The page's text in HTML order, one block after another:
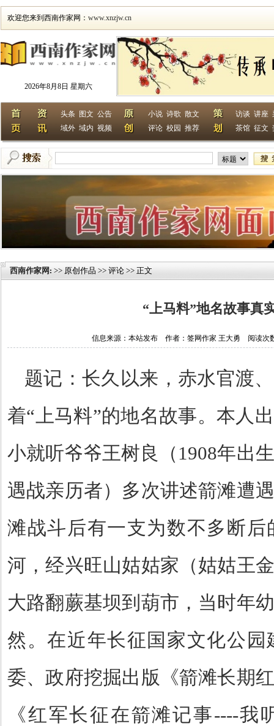
欢迎您来到西南作家网： www.xnzjw.cn
2026年8月8日 星期六
头条 图文 公告
域外 域内 视频
小说 诗歌 散文
评论 校园 推荐
访谈 讲座
茶馆 征文
西南作家网 : >> 原创作品 >> 评论 >> 正文
“上马料”地名故事真
信息来源：本站发布 作者：签网作家 王大勇 阅读次
题记：长久以来，赤水官渡
着“上马料”的地名故事。本人
小就听爷爷王树良（ 1908年出
遇战亲历者）多次讲述箭滩遭
滩战斗后有一支为数不多断
河，经兴旺山姑姑家（姑姑王
大路翻蕨基坝到葫市，当时年
然。在近年长征国家文化公
委、政府挖掘出版《箭滩长期
《红军长征在箭滩记事----我